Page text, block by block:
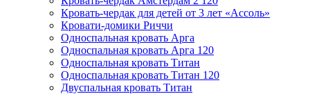
Кровать-чердак для детей от 3 лет «Ассоль»
Кровати-домики Риччи
Односпальная кровать Арга
Односпальная кровать Арга 120
Односпальная кровать Титан
Односпальная кровать Титан 120
Двуспальная кровать Титан